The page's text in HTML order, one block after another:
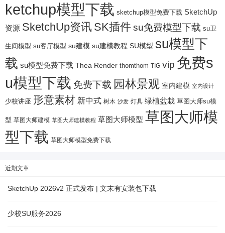
ketchup模型下载 sketchup模型免费下载 SketchUp
资源 SketchUp资讯 SK插件su免费模型下载 su卫
生间模型 su客厅模型 su建模 su建模教程 SU模型 su模型下
载 su模型免费下载 Thea Render thomthom TIG vip 免费s
u模型下载 免费下载 园林景观 室内建模 室内设计
少校讲座 形意素材 新中式 树木 沙发 灯具 绿植盆栽 草图大师su模
型 草图大师建模 草图大师建模教程 草图大师模型 草图大师模
型下载 草图大师模型免费下载
近期文章
SketchUp 2026v2 正式发布 | 文末有安装包下载
少校SU服务2026